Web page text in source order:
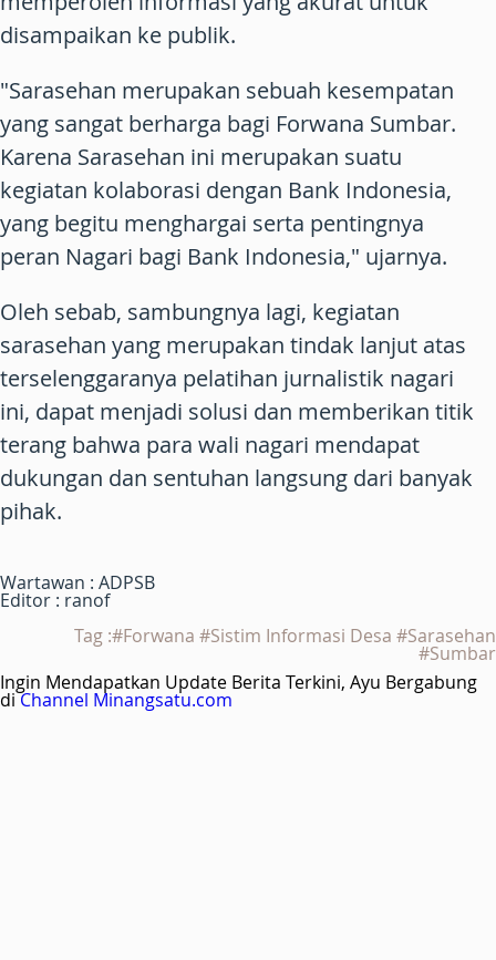
disampaikan ke publik.
"Sarasehan merupakan sebuah kesempatan
yang sangat berharga bagi Forwana Sumbar.
Karena Sarasehan ini merupakan suatu
kegiatan kolaborasi dengan Bank Indonesia,
yang begitu menghargai serta pentingnya
peran Nagari bagi Bank Indonesia," ujarnya.
Oleh sebab, sambungnya lagi, kegiatan
sarasehan yang merupakan tindak lanjut atas
terselenggaranya pelatihan jurnalistik nagari
ini, dapat menjadi solusi dan memberikan titik
terang bahwa para wali nagari mendapat
dukungan dan sentuhan langsung dari banyak
pihak.
Wartawan : ADPSB
Editor : ranof
Tag :#Forwana #Sistim Informasi Desa #Sarasehan
#Sumbar
Ingin Mendapatkan Update Berita Terkini, Ayu Bergabung
diChannel Minangsatu.com